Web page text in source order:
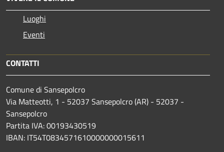
Luoghi
Eventi
CONTATTI
Comune di Sansepolcro
Via Matteotti, 1 - 52037 Sansepolcro (AR) - 52037 -
Sansepolcro
Partita IVA: 00193430519
IBAN: IT54T0834571610000000015611